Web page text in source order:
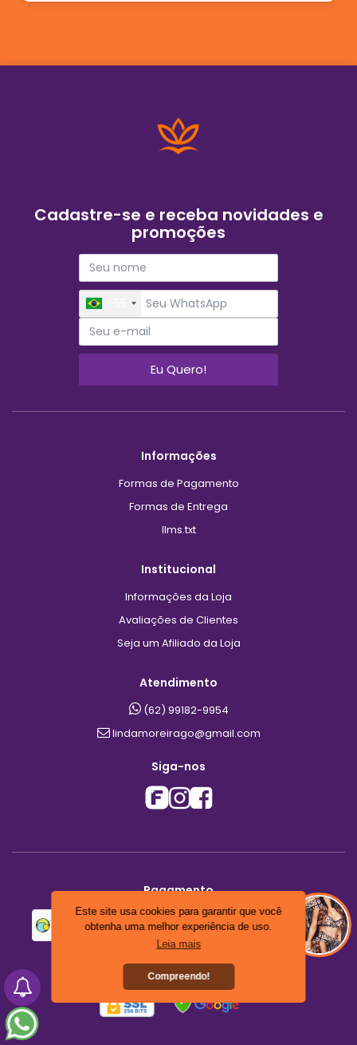
Este site usa cookies para garantir que você
obtenha uma melhor experiência de uso.
Leia mais
Compreendo!
Cadastre-se e receba novidades e
promoções
Eu Quero!
Informações
Formas de Pagamento
Formas de Entrega
llms.txt
Institucional
Informações da Loja
Avaliações de Clientes
Seja um Afiliado da Loja
Atendimento
(62) 99182-9954
lindamoreirago@gmail.com
Siga-nos
Pagamento
Feche seu pedido pelo WhatsApp.
Segurança